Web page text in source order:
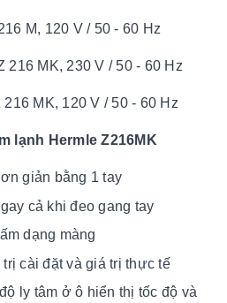
120 V / 50 - 60 Hz
216 MK, 230 V / 50 - 60 Hz
120 V / 50 - 60 Hz
lạnh Hermle Z216MK
giản bằng 1 tay
cả khi đeo gang tay
dạng màng
trị cài đặt và giá trị thực tế
ly tâm ở ô hiển thị tốc độ và